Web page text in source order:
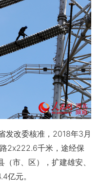
改委核准，2018年3月
2x222.6千米，途经保
市、区），扩建雄安、
亿元。